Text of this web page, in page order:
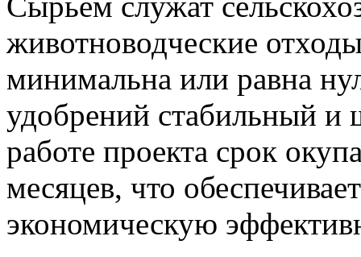
животноводческие
минимальна или равна
удобрений стабильный
работе проекта срок
месяцев, что
экономическую